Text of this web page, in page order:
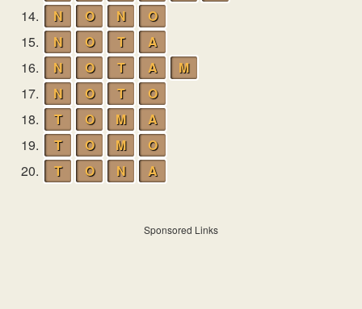
14.
N O N
O
15.
N O T
A
16.
N O T A
M
17.
N O T
O
18.
T O M
A
19.
T O M
O
20.
T O N A
Sponsored Links